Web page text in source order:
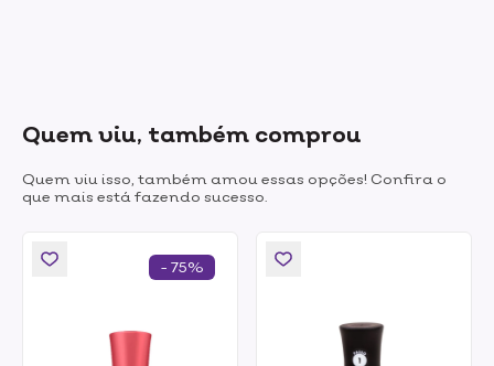
Quem viu, também comprou
Quem viu isso, também amou essas opções! Confira o
que mais está fazendo sucesso.
- 75%